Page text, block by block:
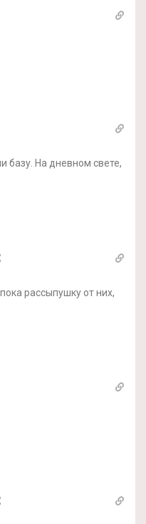
базу. На дневном свете,
рассыпушку от них,